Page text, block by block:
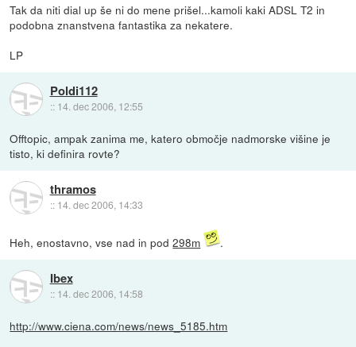
Tak da niti dial up še ni do mene prišel...kamoli kaki ADSL T2 in
podobna znanstvena fantastika za nekatere.
LP
Poldi112
:: 14. dec 2006, 12:55
Offtopic, ampak zanima me, katero območje nadmorske višine je
tisto, ki definira rovte?
thramos
:: 14. dec 2006, 14:33
Heh, enostavno, vse nad in pod298m .
Ibex
:: 14. dec 2006, 14:58
http://www.ciena.com/news/news_5185.htm